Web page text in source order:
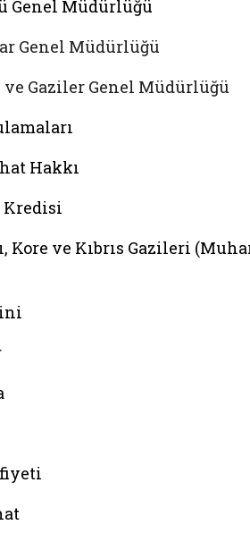
Genel Müdürlüğü
Genel Müdürlüğü
ve Gaziler Genel Müdürlüğü
Hakkı
Kredisi
Kore ve Kıbrıs Gazileri